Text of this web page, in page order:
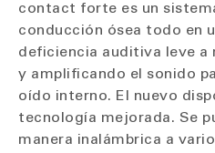
contact forte es un
conducción ósea todo en
deficiencia auditiva leve a
y amplificando el sonido
oído interno. El nuevo
tecnología mejorada. Se
manera inalámbrica a